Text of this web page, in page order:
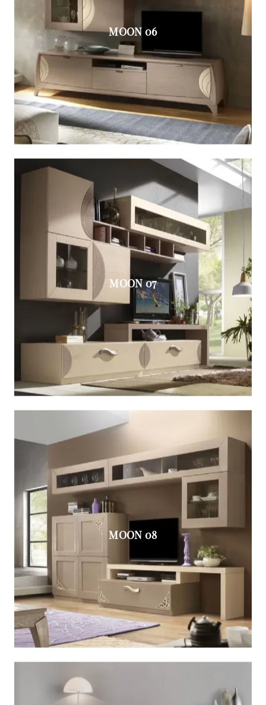
MOON 06
MOON 07
MOON 08